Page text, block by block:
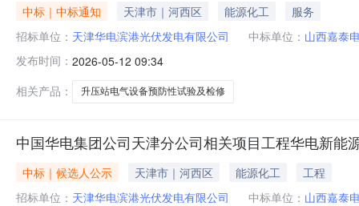
中标｜中标通知 天津市｜河西区 能源化工
服务
招标单位： 天津华电滨港光伏发电有限公司 中标单位： 山西嘉泰
发布时间： 2026-05-12 09:34
相关产品：
升压站电气设备预防性试验及检修
中国华电集团公司天津分公司相关项目工程华电新
中标｜候选人公示 天津市｜河西区 能源化工
工程
招标单位： 天津华电滨港光伏发电有限公司 中标单位： 山西嘉泰